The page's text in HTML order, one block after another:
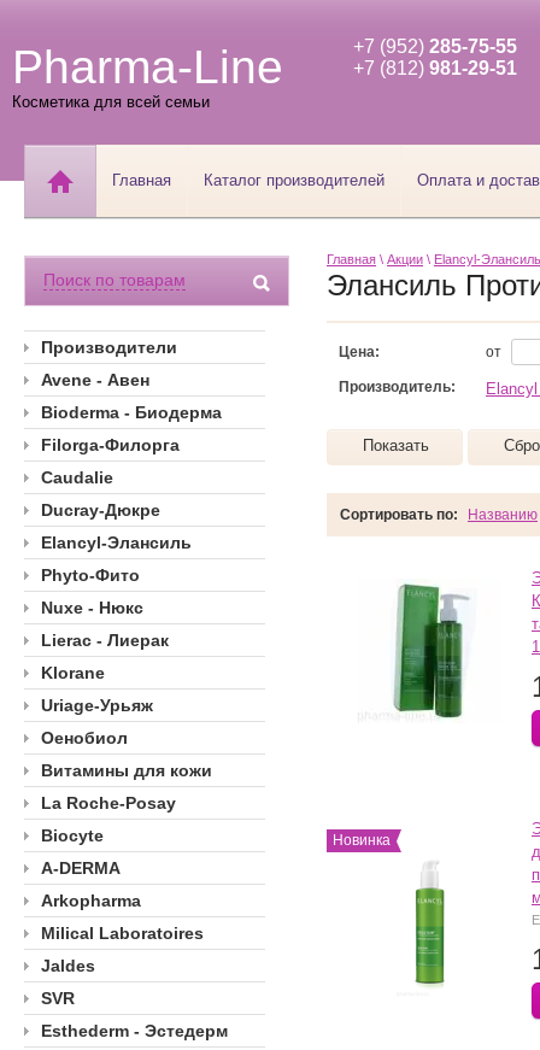
Pharma-Line
Косметика для всей семьи
+7 (952) 285-75-55
+7 (812) 981-29-51
Главная Каталог производителей Оплата и
Поиск по товарам
Производители
Avene - Авен
Bioderma - Биодерма
Filorga-Филорга
Caudalie
Ducray-Дюкре
Elancyl-Элансиль
Phyto-Фито
Nuxe - Нюкс
Lierac - Лиерак
Klorane
Uriage-Урьяж
Оенобиол
Витамины для кожи
La Roche-Posay
Biocyte
A-DERMA
Arkopharma
Milical Laboratoires
Jaldes
SVR
Esthederm - Эстедерм
Главная \ Акции \ Elancyl-Элансиль
Элансиль
Цена: от
Производитель:
Показать
Сортировать по: Названию
Новинка